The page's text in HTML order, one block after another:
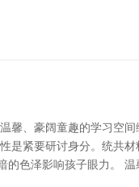
馨、豪阔童趣的学习空
是紧要研讨身分。统共
色泽影响孩子眼力。